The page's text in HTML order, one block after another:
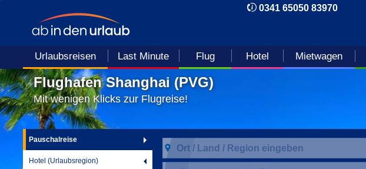
0341 65050 83970
Urlaubsreisen Last Minute Flug Hotel Mietwagen
Flughafen Shanghai (PVG)
Mit wenigen Klicks zur Flugreise!
Pauschalreise
Hotel (Urlaubsregion)